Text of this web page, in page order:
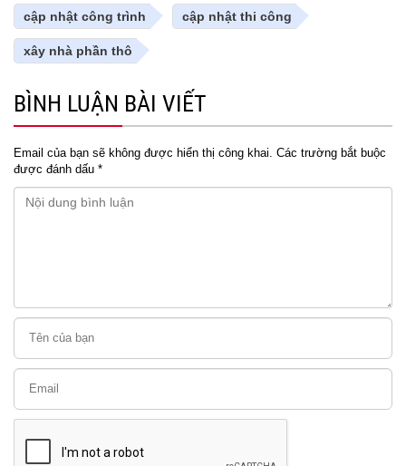
cập nhật công trình cập nhật thi công
xây nhà phần thô
BÌNH LUẬN BÀI VIẾT
Email của bạn sẽ không được hiển thị công khai. Các trường bắt buộc
được đánh dấu *